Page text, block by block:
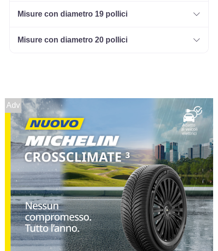
Misure con diametro 19 pollici
Misure con diametro 20 pollici
Adv